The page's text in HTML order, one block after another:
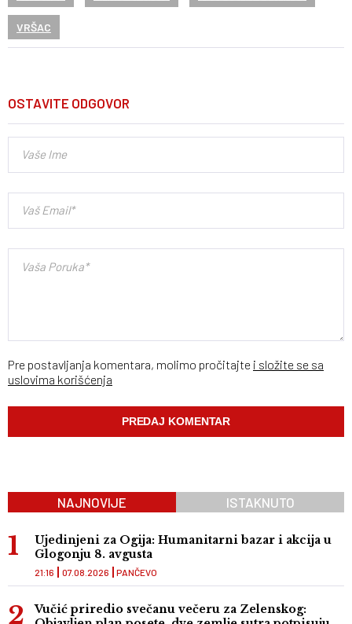
VRŠAC
OSTAVITE ODGOVOR
Pre postavljanja komentara, molimo pročitajte i složite se sa
uslovima korišćenja
NAJNOVIJE ISTAKNUTO
Ujedinjeni za Ogija: Humanitarni bazar i akcija u
Glogonju 8. avgusta
PANČEVO
21:16 07.08.2026
Vučić priredio svečanu večeru za Zelenskog: